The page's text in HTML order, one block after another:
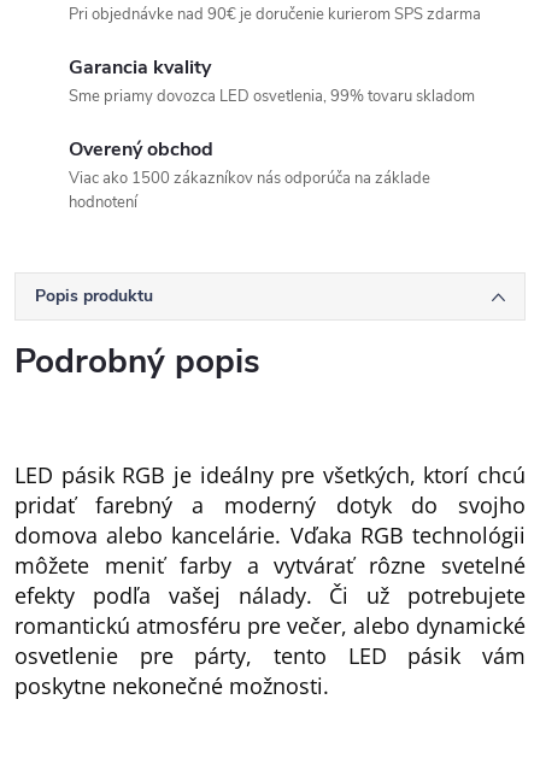
Pri objednávke nad 90€ je doručenie kurierom SPS zdarma
Garancia kvality
Sme priamy dovozca LED osvetlenia, 99% tovaru skladom
Overený obchod
Viac ako 1500 zákazníkov nás odporúča na základe
hodnotení
Popis produktu
Podrobný popis
LED pásik RGB je ideálny pre všetkých, ktorí chcú
pridať farebný a moderný dotyk do svojho
domova alebo kancelárie. Vďaka RGB technológii
môžete meniť farby a vytvárať rôzne svetelné
efekty podľa vašej nálady. Či už potrebujete
romantickú atmosféru pre večer, alebo dynamické
osvetlenie pre párty, tento LED pásik vám
poskytne nekonečné možnosti.